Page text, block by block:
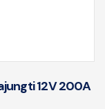
12V 200A